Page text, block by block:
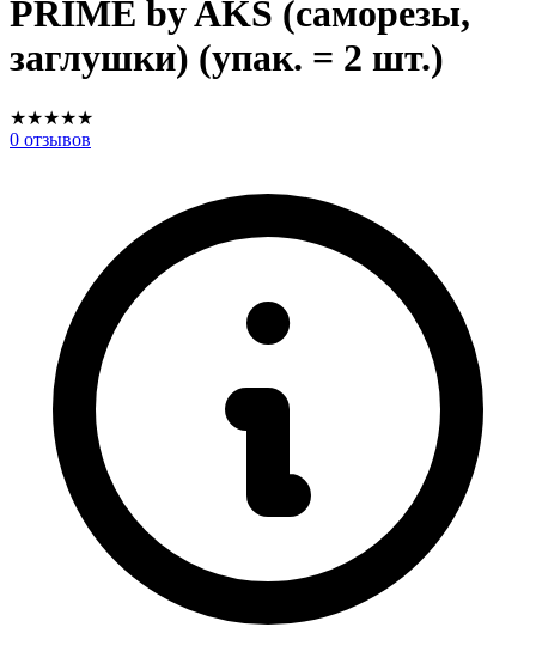
PRIME by AKS (саморезы,
заглушки) (упак. = 2 шт.)
★★★★★
0 отзывов